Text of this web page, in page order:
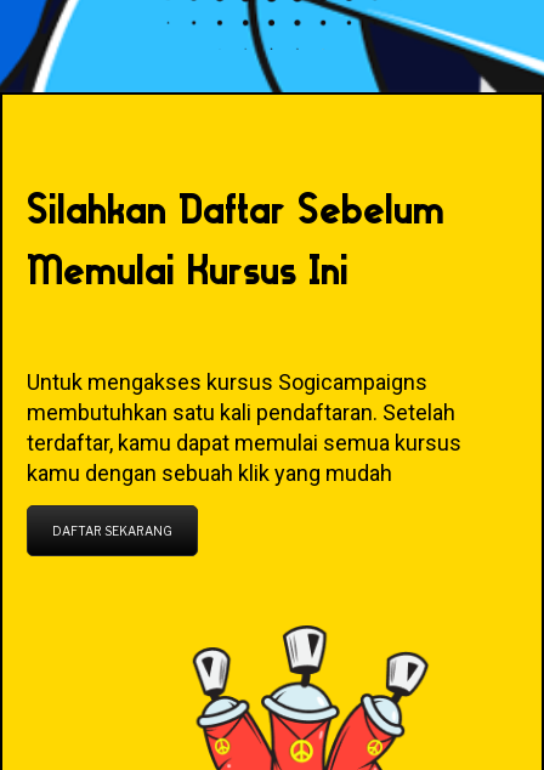
Silahkan Daftar Sebelum
Memulai Kursus Ini
Untuk mengakses kursus Sogicampaigns
membutuhkan satu kali pendaftaran. Setelah
terdaftar, kamu dapat memulai semua kursus
kamu dengan sebuah klik yang mudah
DAFTAR SEKARANG